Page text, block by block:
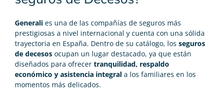
Generali es una de las compañías de seguros más
prestigiosas a nivel internacional y cuenta con una sólida
trayectoria en España. Dentro de su catálogo, los seguros
de decesos ocupan un lugar destacado, ya que están
diseñados para ofrecer tranquilidad, respaldo
económico y asistencia integral a los familiares en los
momentos más delicados.